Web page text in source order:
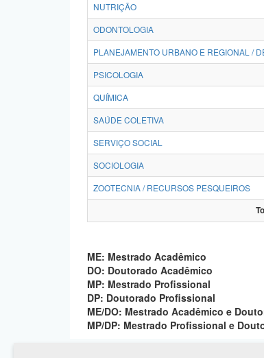
NUTRIÇÃO
ODONTOLOGIA
PLANEJAMENTO URBANO E REGIONAL /
PSICOLOGIA
QUÍMICA
SAÚDE COLETIVA
SERVIÇO SOCIAL
SOCIOLOGIA
ZOOTECNIA / RECURSOS PESQUEIROS
ME: Mestrado Acadêmico
DO: Doutorado Acadêmico
MP: Mestrado Profissional
DP: Doutorado Profissional
ME/DO: Mestrado Acadêmico e
MP/DP: Mestrado Profissional e